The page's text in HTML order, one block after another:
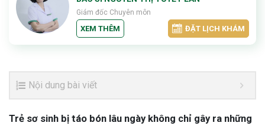
Giám đốc Chuyên môn
XEM THÊM ĐẶT LỊCH KHÁM
Nội dung bài viết
Trẻ sơ sinh bị táo bón lâu ngày không chỉ gây ra những